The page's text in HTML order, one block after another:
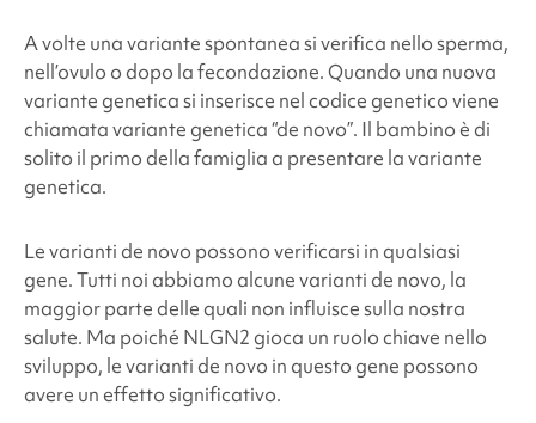
A volte una variante spontanea si verifica nello sperma,
nell’ovulo o dopo la fecondazione. Quando una nuova
variante genetica si inserisce nel codice genetico viene
chiamata variante genetica “de novo”. Il bambino è di
solito il primo della famiglia a presentare la variante
genetica.
Le varianti de novo possono verificarsi in qualsiasi
gene. Tutti noi abbiamo alcune varianti de novo, la
maggior parte delle quali non influisce sulla nostra
salute. Ma poiché NLGN2 gioca un ruolo chiave nello
sviluppo, le varianti de novo in questo gene possono
avere un effetto significativo.